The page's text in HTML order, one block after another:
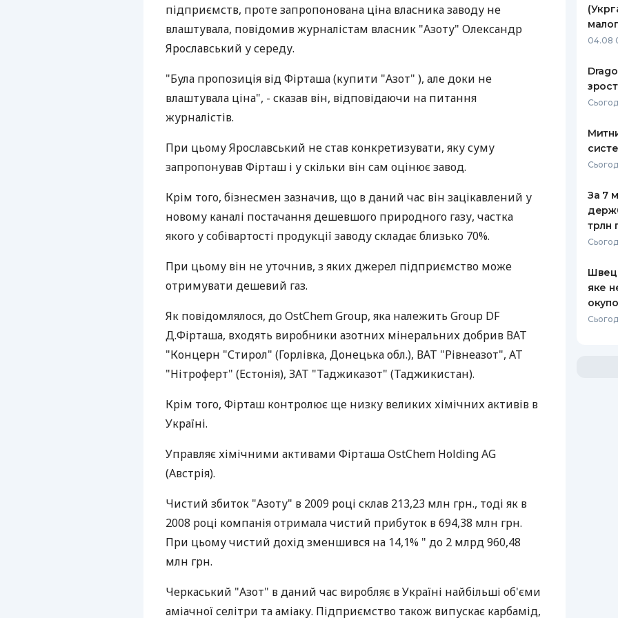
КАРТОК
КЕШБЕКУ
ПУТІВНИКИ ПО
підприємств, проте запропонована ціна власника заводу не
влаштувала, повідомив журналістам власник "Азоту" Олександр
Ярославський у середу.
"Була пропозиція від Фірташа (купити "Азот" ), але доки не
влаштувала ціна", - сказав він, відповідаючи на питання
журналістів.
При цьому Ярославський не став конкретизувати, яку суму
запропонував Фірташ і у скільки він сам оцінює завод.
Крім того, бізнесмен зазначив, що в даний час він зацікавлений у
новому каналі постачання дешевшого природного газу, частка
якого у собівартості продукції заводу складає близько 70%.
При цьому він не уточнив, з яких джерел підприємство може
отримувати дешевий газ.
Як повідомлялося, до OstChem Group, яка належить Group DF
Д.Фірташа, входять виробники азотних мінеральних добрив ВАТ
"Концерн "Стирол" (Горлівка, Донецька обл.), ВАТ "Рівнеазот", АТ
"Нітроферт" (Естонія), ЗАТ "Таджиказот" (Таджикистан).
Крім того, Фірташ контролює ще низку великих хімічних активів в
Україні.
Управляє хімічними активами Фірташа OstChem Holding AG
(Австрія).
Чистий збиток "Азоту" в 2009 році склав 213,23 млн грн., тоді як в
2008 році компанія отримала чистий прибуток в 694,38 млн грн.
При цьому чистий дохід зменшився на 14,1% " до 2 млрд 960,48
млн грн.
Черкаський "Азот" в даний час виробляє в Україні найбільші об'єми
аміачної селітри та аміаку. Підприємство також випускає карбамід,
04.08
За 7
трлн
яке